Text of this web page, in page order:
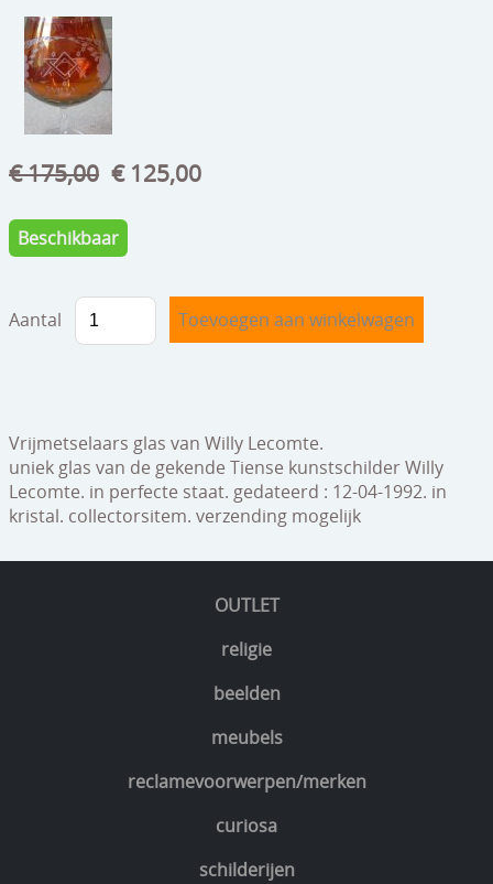
lamp/luchter
speelgoed
zilverwerk
klokken
tapijten
boeken
geschenkcheques
OUTLET
religie
beelden
meubels
reclamevoorwerpen/merken
curiosa
schilderijen
€ 175,00 € 125,00
Beschikbaar
Aantal
Vrijmetselaars glas van Willy Lecomte.
uniek glas van de gekende Tiense kunstschilder Willy
Lecomte. in perfecte staat. gedateerd : 12-04-1992. in
kristal. collectorsitem. verzending mogelijk